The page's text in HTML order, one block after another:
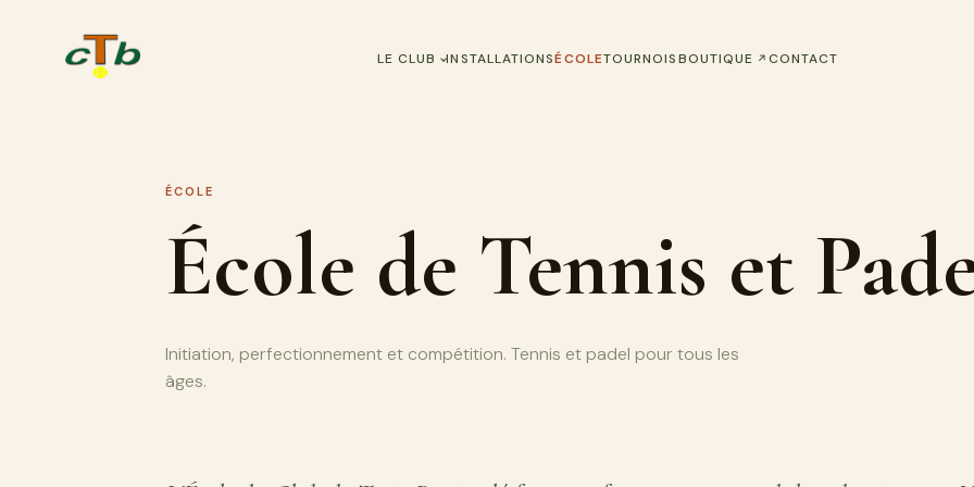
LE CLUB INSTALLATIONSÉCOLETOURNOISBOUTIQUE (S'OUVRE DANS UN NOUVEL
CONTACT
ÉCOLE
École de Tennis et
Initiation, perfectionnement et compétition. Tennis et padel pour tous les
âges.